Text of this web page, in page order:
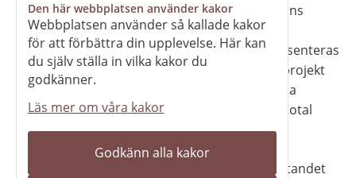
Den här webbplatsen använder kakor
Webbplatsen använder så kallade kakor
för att förbättra din upplevelse. Här kan
du själv ställa in vilka kakor du
godkänner.
Läs mer om våra kakor
Godkänn alla kakor
I årsredovisningen presenteras Skara kommuns
övergripande investeringsbudget. I
investeringsbudgeten för åren 2020-2022 presenteras
investeringsbudget för nytt särskilt boende (projekt
Teglagården). Det noteras att det nya särskilda
boendet hade från och med 2021 299 mnkr i total
projektbudget.
Ekonomiavdelningen har ansvaret för upprättandet